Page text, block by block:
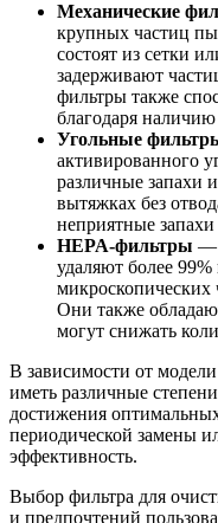
Механические
крупных частиц
состоят из сетки
задерживают
фильтры также
благодаря наличию
Угольные
активированного
различные запахи
вытяжках без
неприятные
HEPA-фильтры —
удаляют более 99%
микроскопических
Они также
могут снижать
В зависимости от
иметь различные
достижения
периодической замены
эффективность.
Выбор фильтра для
и предпочтений